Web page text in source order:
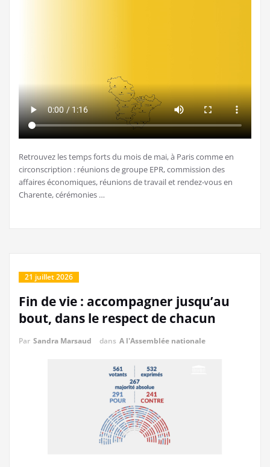
Retrouvez les temps forts du mois de mai, à Paris comme en
circonscription : réunions de groupe EPR, commission des
affaires économiques, réunions de travail et rendez-vous en
Charente, cérémonies …
21 juillet 2026
Fin de vie : accompagner jusqu’au
bout, dans le respect de chacun
Par Sandra Marsaud dans A l'Assemblée nationale